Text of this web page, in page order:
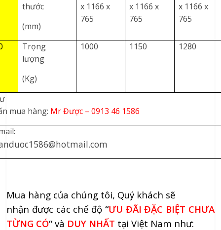
thước
(mm)
x 1166 x
765
x 1166 x
765
x 1166 x
765
Trọng
lượng
(Kg)
1000 1150 1280
mua hàng: Mr Được – 0913 46 1586
Mua hàng của chúng tôi, Quý khách sẽ
nhận được các chế độ “ƯU ĐÃI ĐẶC BIỆT CHƯA
TỪNG CÓ“ và DUY NHẤT tại Việt Nam như: